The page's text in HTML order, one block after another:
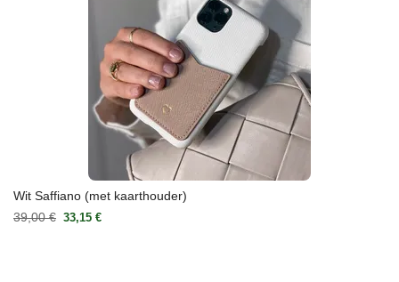
Wit Saffiano (met kaarthouder)
39,00 € 33,15 €